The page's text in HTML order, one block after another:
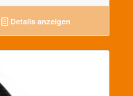
Details anzeigen